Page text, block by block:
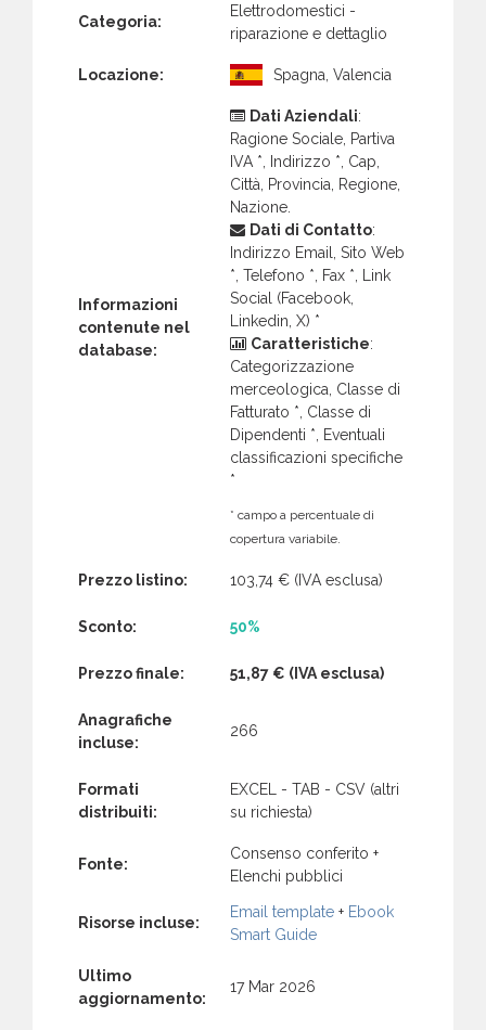
Categoria:
Elettrodomestici -
riparazione e dettaglio
Locazione: Spagna, Valencia
Informazioni
contenute nel
database:
Dati Aziendali:
Ragione Sociale, Partiva
IVA *, Indirizzo *, Cap,
Città, Provincia, Regione,
Nazione.
Dati di Contatto:
Indirizzo Email, Sito Web
*, Telefono *, Fax *, Link
Social (Facebook,
Linkedin, X) *
Caratteristiche:
Categorizzazione
merceologica, Classe di
Fatturato *, Classe di
Dipendenti *, Eventuali
classificazioni specifiche
*
* campo a percentuale di
copertura variabile.
Prezzo listino: 103,74 € (IVA esclusa)
Sconto: 50%
Prezzo finale: 51,87 € (IVA esclusa)
Anagrafiche
incluse:
266
Formati
distribuiti:
EXCEL - TAB - CSV (altri
su richiesta)
Fonte:
Consenso conferito +
Elenchi pubblici
Risorse incluse:
Email template + Ebook
Smart Guide
Ultimo
aggiornamento:
17 Mar 2026